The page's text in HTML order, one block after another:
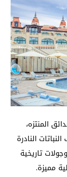
المنتزه،
النادرة
تاريخية
مميزة.